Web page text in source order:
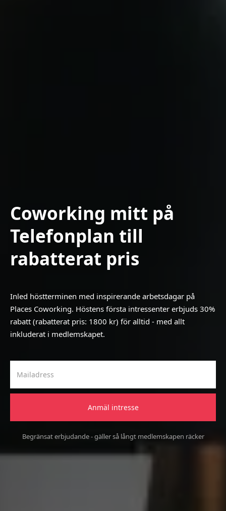
Coworking mitt på
Telefonplan till
rabatterat pris
Inled höstterminen med inspirerande arbetsdagar på
Places Coworking. Höstens första intressenter erbjuds 30%
rabatt (rabatterat pris: 1800 kr) för alltid - med allt
inkluderat i medlemskapet.
Begränsat erbjudande - gäller så långt medlemskapen räcker